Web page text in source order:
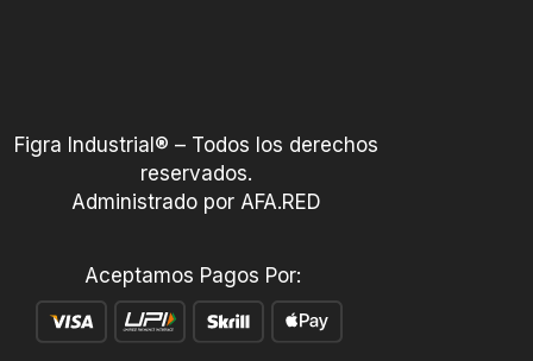
Figra Industrial® – Todos los derechos
reservados.
Administrado por AFA.RED
Aceptamos Pagos Por: